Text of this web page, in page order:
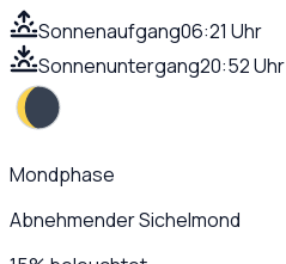
Sonnenaufgang06:21 Uhr
Sonnenuntergang20:52 Uhr
Mondphase
Abnehmender Sichelmond